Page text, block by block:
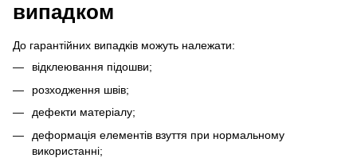
випадком
До гарантійних випадків можуть належати:
відклеювання підошви;
розходження швів;
дефекти матеріалу;
деформація елементів взуття при нормальному
використанні;